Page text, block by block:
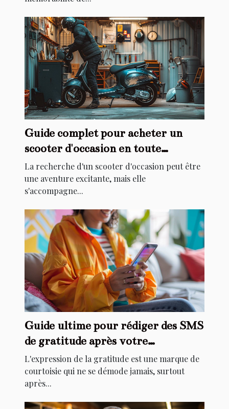
Guide complet pour acheter un
scooter d'occasion en toute
sécurité
La recherche d'un scooter d'occasion peut être
une aventure excitante, mais elle
s'accompagne...
Guide ultime pour rédiger des SMS
de gratitude après votre
anniversaire
L'expression de la gratitude est une marque de
courtoisie qui ne se démode jamais, surtout
après...